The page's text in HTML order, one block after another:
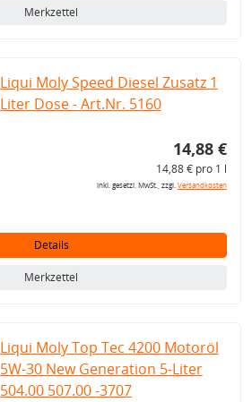
Merkzettel
Liqui Moly Speed Diesel Zusatz 1
Liter Dose - Art.Nr. 5160
14,88 €
14,88 € pro 1 l
inkl. gesetzl. MwSt., zzgl.Versandkosten
Details
Merkzettel
Liqui Moly Top Tec 4200 Motoröl
5W-30 New Generation 5-Liter
504.00 507.00 -3707